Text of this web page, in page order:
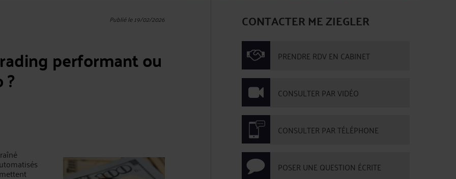
Publié le 19/02/2026
performant ou
CONTACTER ME ZIEGLER
PRENDRE RDV EN CABINET
CONSULTER PAR VIDÉO
CONSULTER PAR TÉLÉPHONE
POSER UNE QUESTION ÉCRITE